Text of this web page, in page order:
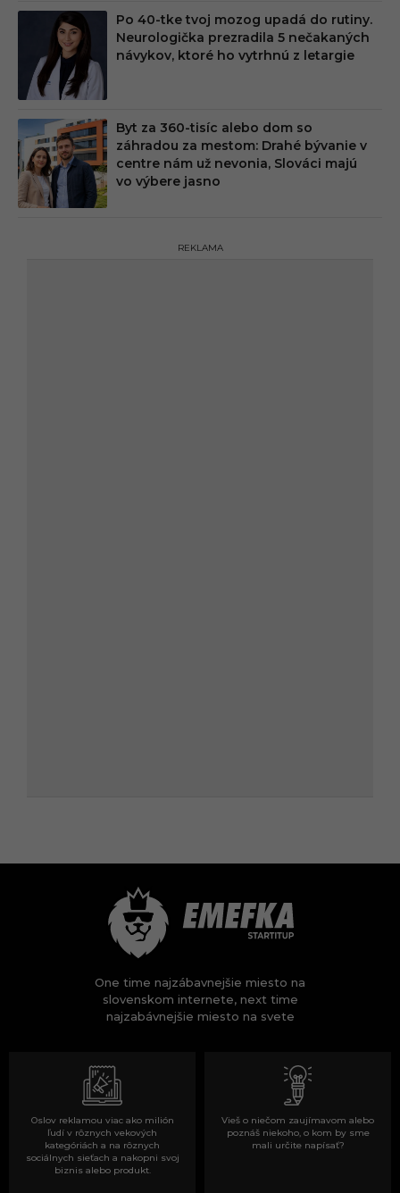
Po 40-tke tvoj mozog upadá do rutiny.
Neurologička prezradila 5 nečakaných
návykov, ktoré ho vytrhnú z letargie
Byt za 360-tisíc alebo dom so
záhradou za mestom: Drahé bývanie v
centre nám už nevonia, Slováci majú
vo výbere jasno
REKLAMA
One time najzábavnejšie miesto na
slovenskom internete, next time
najzabávnejšie miesto na svete
Oslov reklamou viac ako milión
ľudí v rôznych vekových
kategóriách a na rôznych
sociálnych sieťach a nakopni svoj
biznis alebo produkt.
Vieš o niečom zaujímavom alebo
poznáš niekoho, o kom by sme
mali určite napísať?